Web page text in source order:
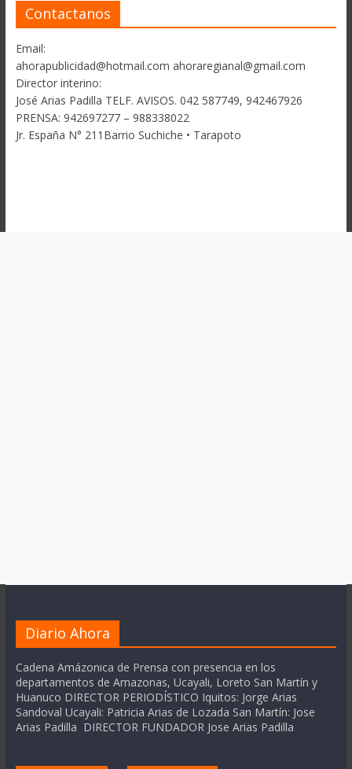
Contactanos
Email:
ahorapublicidad@hotmail.com ahoraregianal@gmail.com
Director interino:
José Arias Padilla TELF. AVISOS. 042 587749, 942467926
PRENSA: 942697277 – 988338022
Jr. España N° 211Barrio Suchiche • Tarapoto
Diario Ahora
Cadena Amázonica de Prensa con presencia en los
departamentos de Amazonas, Ucayali, Loreto San Martín y
Huanuco DIRECTOR PERIODÍSTICO Iquitos: Jorge Arias
Sandoval Ucayali: Patricia Arias de Lozada San Martín: Jose
Arias Padilla DIRECTOR FUNDADOR Jose Arias Padilla